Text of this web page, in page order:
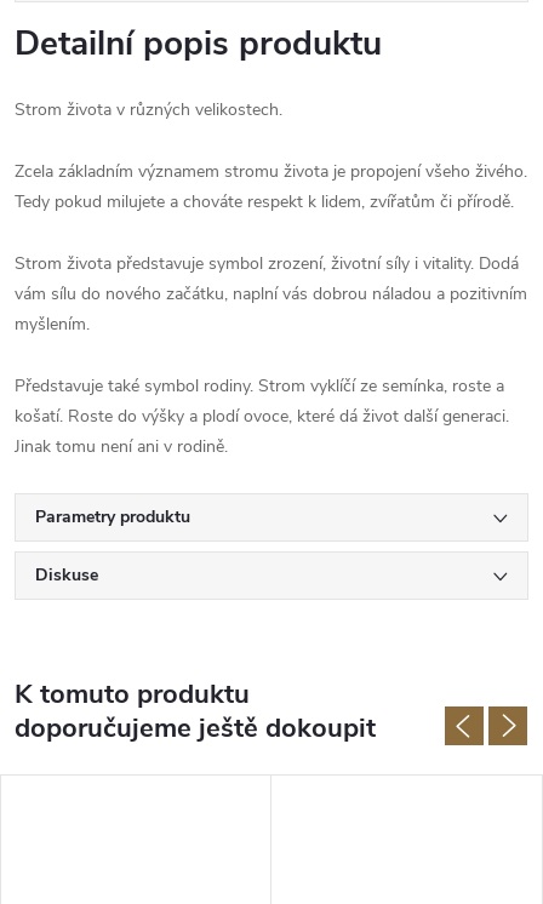
Detailní popis produktu
Strom života v různých velikostech.
Zcela základním významem stromu života je propojení všeho živého.
Tedy pokud milujete a chováte respekt k lidem, zvířatům či přírodě.
Strom života představuje symbol zrození, životní síly i vitality. Dodá
vám sílu do nového začátku, naplní vás dobrou náladou a pozitivním
myšlením.
Představuje také symbol rodiny. Strom vyklíčí ze semínka, roste a
košatí. Roste do výšky a plodí ovoce, které dá život další generaci.
Jinak tomu není ani v rodině.
Parametry produktu
Diskuse
K tomuto produktu
doporučujeme ještě dokoupit